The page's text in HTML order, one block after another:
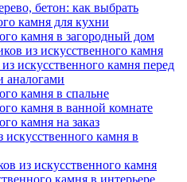
бетон: как выбрать
камня для кухни
камня в загородный дом
из искусственного камня
искусственного камня перед
аналогами
камня в спальне
камня в ванной комнате
камня на заказ
камня в
из искусственного камня